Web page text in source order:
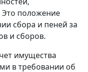
Это положение
сбора и пеней за
и сборов.
имущества
в требовании об